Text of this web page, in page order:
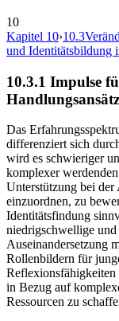
10
Kapitel 10›10.3
und Identitätsbildung
10.3.1 Impulse
Das
differenziert sich
wird es schwieriger
komplexer
Unterstützung bei
einzuordnen, zu
Identitätsfindung
niedrigschwellige und
Auseinandersetzung
Rollenbildern für
Reflexionsfähigkeiten
in Bezug auf
Ressourcen zu